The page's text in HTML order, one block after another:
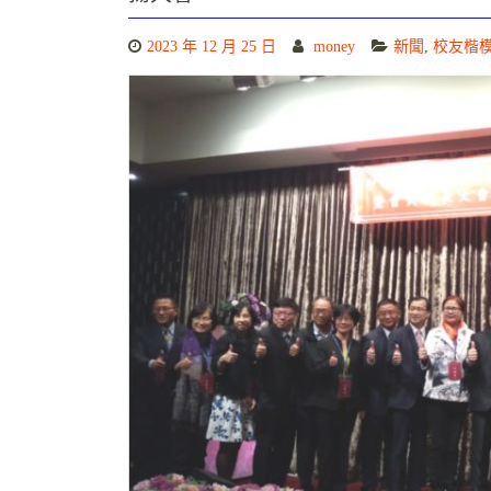
2023 年 12 月 25 日 money 新聞 , 校友楷